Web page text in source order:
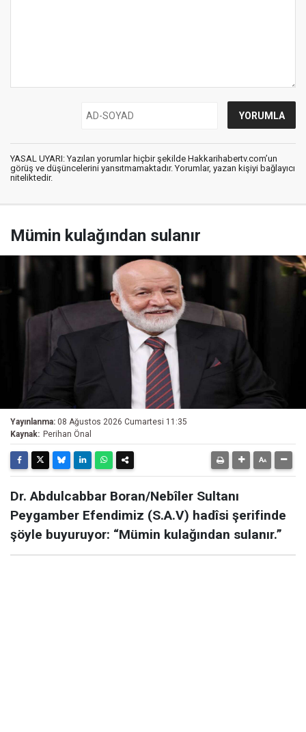
YASAL UYARI: Yazılan yorumlar hiçbir şekilde Hakkarihabertv.com’un
görüş ve düşüncelerini yansıtmamaktadır. Yorumlar, yazan kişiyi bağlayıcı
niteliktedir.
Mümin kulağından sulanır
Yayınlanma: 08 Ağustos 2026 Cumartesi 11:35
Kaynak: Perihan Önal
Dr. Abdulcabbar Boran/Nebîler Sultanı
Peygamber Efendimiz (S.A.V) hadîsi şerifinde
şöyle buyuruyor: “Mümin kulağından sulanır.”